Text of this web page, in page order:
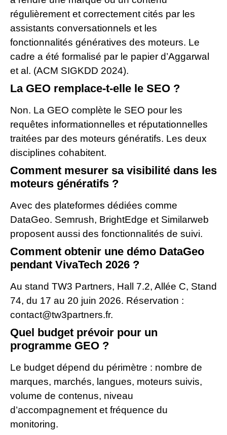
régulièrement et correctement cités par les
assistants conversationnels et les
fonctionnalités génératives des moteurs. Le
cadre a été formalisé par le papier d’Aggarwal
et al. (ACM SIGKDD 2024).
La GEO remplace-t-elle le SEO ?
Non. La GEO complète le SEO pour les
requêtes informationnelles et réputationnelles
traitées par des moteurs génératifs. Les deux
disciplines cohabitent.
Comment mesurer sa visibilité dans les
moteurs génératifs ?
Avec des plateformes dédiées comme
DataGeo. Semrush, BrightEdge et Similarweb
proposent aussi des fonctionnalités de suivi.
Comment obtenir une démo DataGeo
pendant VivaTech 2026 ?
Au stand TW3 Partners, Hall 7.2, Allée C, Stand
74, du 17 au 20 juin 2026. Réservation :
contact@tw3partners.fr.
Quel budget prévoir pour un
programme GEO ?
Le budget dépend du périmètre : nombre de
marques, marchés, langues, moteurs suivis,
volume de contenus, niveau
d’accompagnement et fréquence du
monitoring.